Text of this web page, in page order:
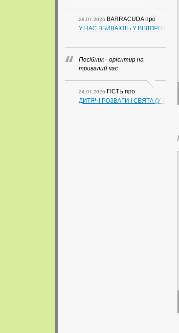
28.07.2026 BARRACUDAпро
У НАС ВБИВАЮТЬ У ВІВТОРОК.
Посібник - орієнтир на
тривалий час
24.07.2026 ГІСТЬ про
ДИТЯЧІ РОЗВАГИ І СВЯТА (У